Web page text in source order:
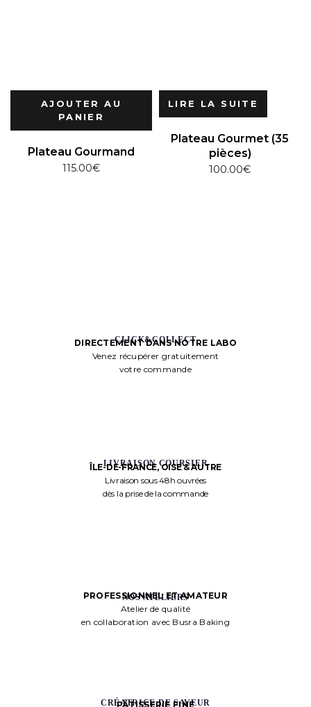
AJOUTER AU
PANIER
Plateau Gourmand
115.00€
LIRE LA SUITE
Plateau Gourmet (35
pièces)
100.00€
CLICK&COLLECT
DIRECTEMENT DANS NOTRE LABO
Venez récupérer gratuitement
votre commande
LIVRAISON COURSIER
ÎLE-DE-FRANCE, OISE & AUTRE
Livraison sous 48h ouvrées
dès la prise de la commande
NOS ATELIERS
PROFESSIONNEL ET AMATEUR
Atelier de qualité
en collaboration avec Busra Baking
CRÉATRICE DE SAVEUR
PÂTISSERIE FINE